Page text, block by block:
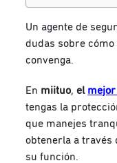
Un agente de
dudas sobre
convenga.
En miituo, el
tengas la
que manejes
obtenerla a través
su función.